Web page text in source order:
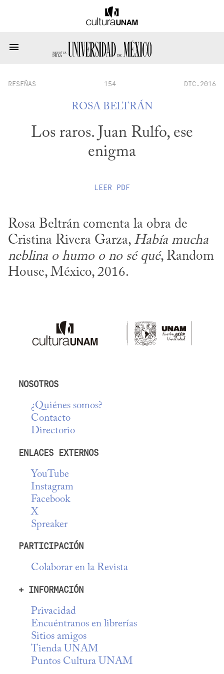
RESEÑAS 154 DIC.2016
ROSA BELTRÁN
Los raros. Juan Rulfo, ese
enigma
LEER PDF
Rosa Beltrán comenta la obra de
Cristina Rivera Garza, Había mucha
neblina o humo o no sé qué, Random
House, México, 2016.
NOSOTROS
¿Quiénes somos?
Contacto
Directorio
ENLACES EXTERNOS
YouTube
Instagram
Facebook
X
Spreaker
PARTICIPACIÓN
Colaborar en la Revista
+ INFORMACIÓN
Privacidad
Encuéntranos en librerías
Sitios amigos
Tienda UNAM
Puntos Cultura UNAM